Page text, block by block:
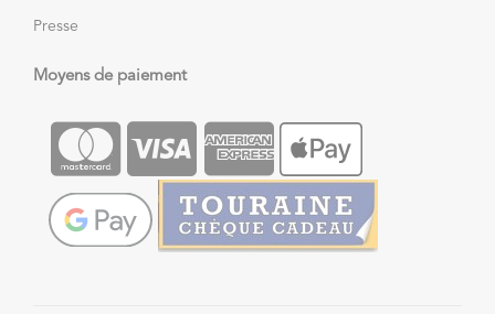
Presse
Moyens de paiement